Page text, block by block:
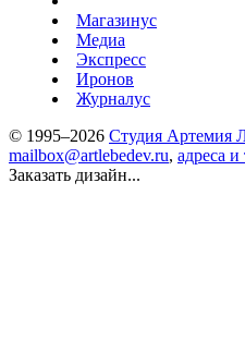
Магазинус
Медиа
Экспресс
Иронов
Журналус
© 1995–2026 Студия Артемия
mailbox@artlebedev.ru, адреса
Заказать дизайн...